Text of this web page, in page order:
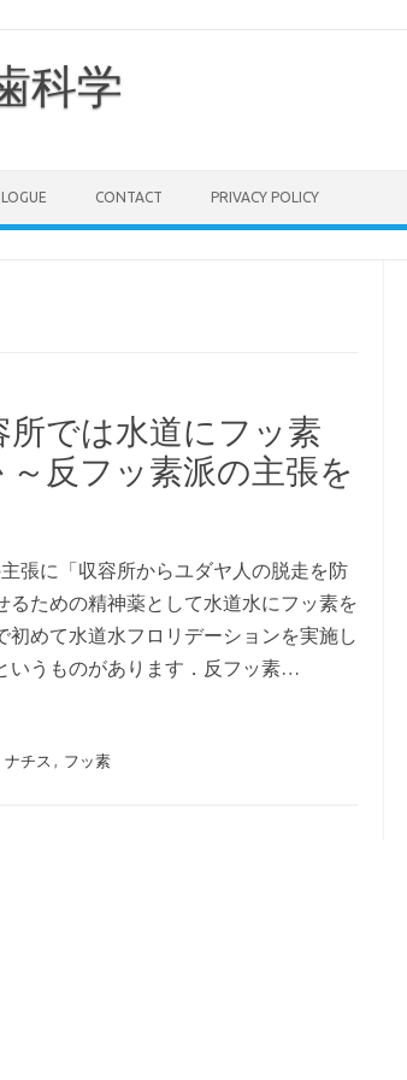
科学
CONTACT PRIVACY POLICY
所では水道にフッ素
反フッ素派の主張を
張に「収容所からユダヤ人の脱走を防
るための精神薬として水道水にフッ素を
初めて水道水フロリデーションを実施し
いうものがあります．反フッ素…
ナチス , フッ素